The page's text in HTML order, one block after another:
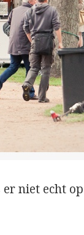
er niet echt